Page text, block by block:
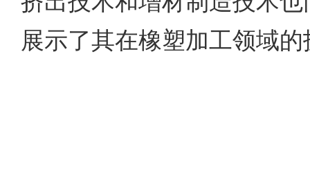
展示了其在橡塑加工领域